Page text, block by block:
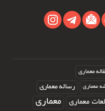
معماری
معماری رساله معماری
معماری معماری